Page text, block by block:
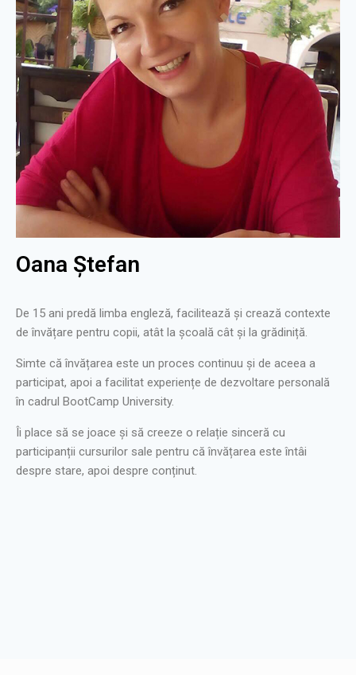
Oana Ștefan
De 15 ani predă limba engleză, facilitează și crează contexte
de învățare pentru copii, atât la școală cât și la grădiniță.
Simte că învățarea este un proces continuu și de aceea a
participat, apoi a facilitat experiențe de dezvoltare personală
în cadrul BootCamp University.
Îi place să se joace și să creeze o relație sinceră cu
participanții cursurilor sale pentru că învățarea este întâi
despre stare, apoi despre conținut.